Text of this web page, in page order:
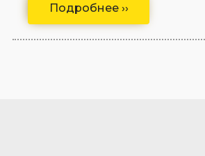
Подробнее ››